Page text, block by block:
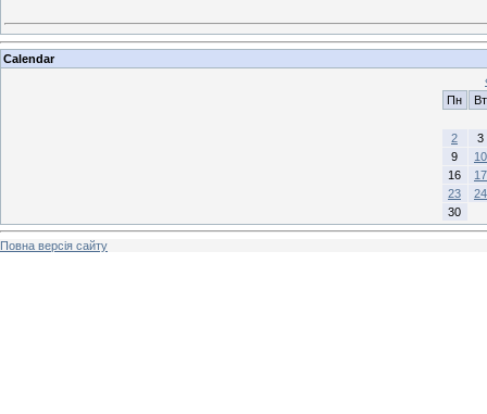
Calendar
Пн
Вт
2
3
9
10
16
17
23
24
30
Повна версія сайту